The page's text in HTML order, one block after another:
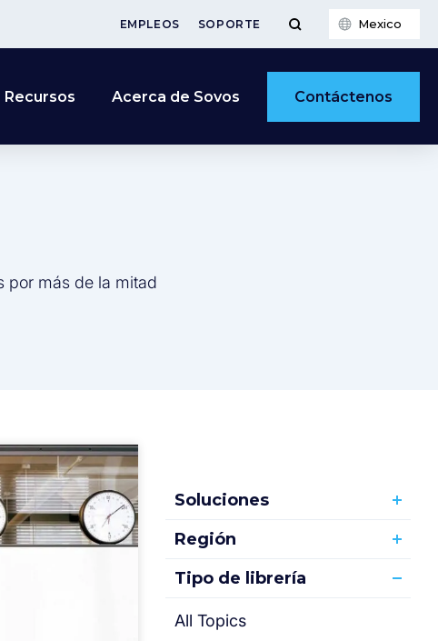
EMPLEOS SOPORTE Mexico
Recursos Acerca de Sovos Contáctenos
por más de la mitad
Soluciones
Región
Tipo de librería
All Topics